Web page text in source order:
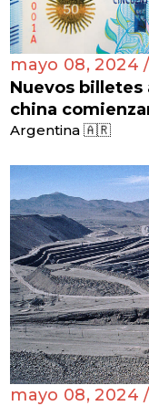
mayo 08, 2024 /
Nuevos
china
Argentina 🇦🇷
mayo 08, 2024 /